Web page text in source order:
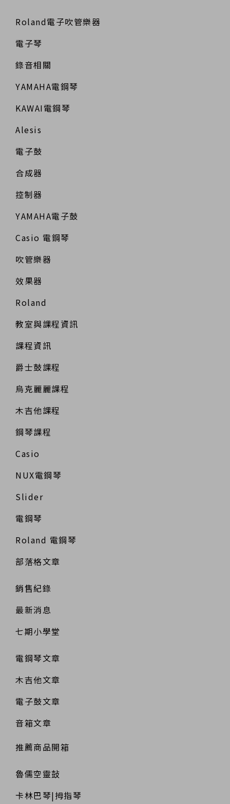
Roland電子吹管樂器
電子琴
錄音相關
YAMAHA電鋼琴
KAWAI電鋼琴
Alesis
電子鼓
合成器
控制器
YAMAHA電子鼓
Casio 電鋼琴
吹管樂器
效果器
Roland
教室與課程資訊
課程資訊
爵士鼓課程
烏克麗麗課程
木吉他課程
鋼琴課程
Casio
NUX電鋼琴
Slider
電鋼琴
Roland 電鋼琴
部落格文章
銷售紀錄
最新消息
七期小學堂
電鋼琴文章
木吉他文章
電子鼓文章
音箱文章
推薦商品開箱
魯儒空靈鼔
卡林巴琴|拇指琴